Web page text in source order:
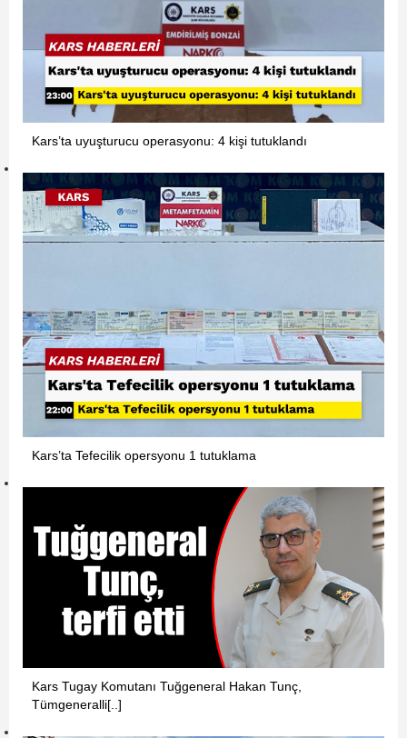
Kars’ta uyuşturucu operasyonu: 4 kişi tutuklandı
Kars’ta Tefecilik opersyonu 1 tutuklama
Kars Tugay Komutanı Tuğgeneral Hakan Tunç,
Tümgeneralli[..]